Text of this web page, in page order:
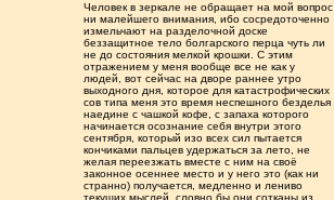
Человек в зеркале не обращает на мой вопрос
ни малейшего внимания, ибо сосредоточенно
измельчают на разделочной доске
беззащитное тело болгарского перца чуть ли
не до состояния мелкой крошки. С этим
отражением у меня вообще все не как у
людей, вот сейчас на дворе раннее утро
выходного дня, которое для катастрофических
сов типа меня это время неспешного безделья
наедине с чашкой кофе, с запаха которого
начинается осознание себя внутри этого
сентября, который изо всех сил пытается
кончиками пальцев удержаться за лето, не
желая переезжать вместе с ним на своё
законное осеннее место и у него это (как ни
странно) получается, медленно и лениво
текущих мыслей, словно бы они сотканы из